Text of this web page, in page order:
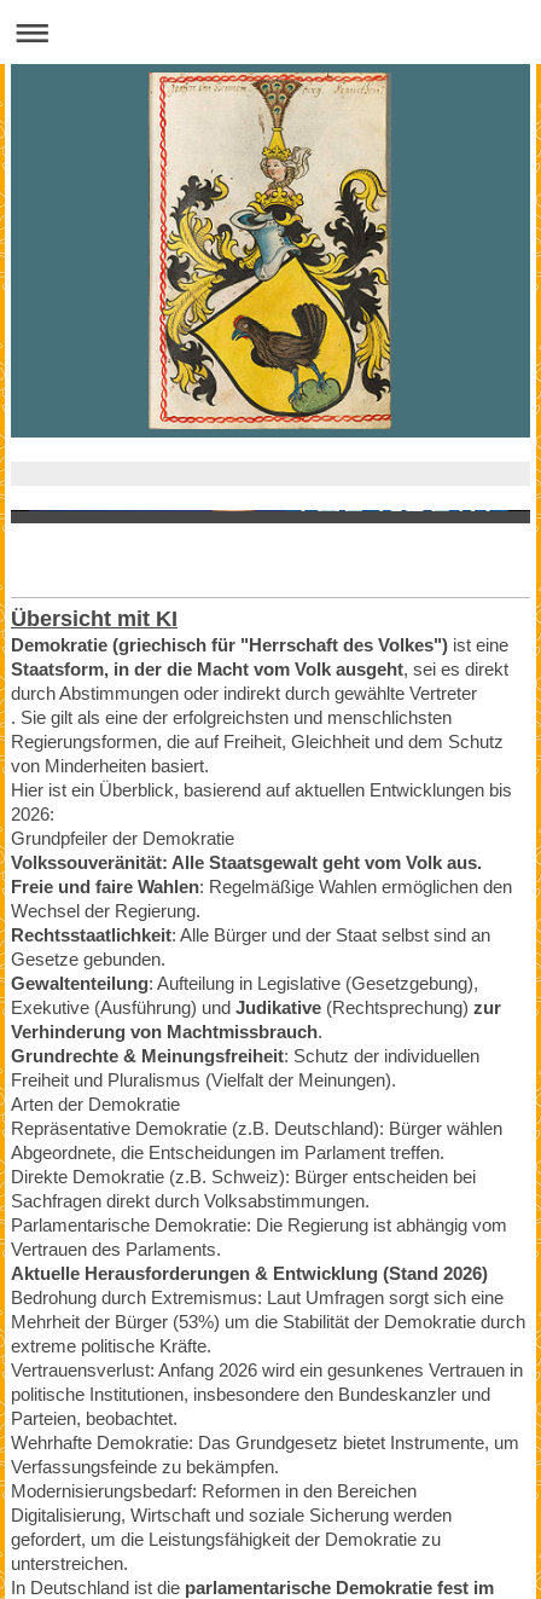
Übersicht mit KI
Demokratie (griechisch für "Herrschaft des Volkes")ist eine
Staatsform, in der die Macht vom Volk ausgeht, sei es direkt
durch Abstimmungen oder indirekt durch gewählte Vertreter
. Sie gilt als eine der erfolgreichsten und menschlichsten
Regierungsformen, die auf Freiheit, Gleichheit und dem Schutz
von Minderheiten basiert.
Hier ist ein Überblick, basierend auf aktuellen Entwicklungen bis
2026:
Grundpfeiler der Demokratie
Volkssouveränität: Alle Staatsgewalt geht vom Volk aus.
Freie und faire Wahlen: Regelmäßige Wahlen ermöglichen den
Wechsel der Regierung.
Rechtsstaatlichkeit: Alle Bürger und der Staat selbst sind an
Gesetze gebunden.
Gewaltenteilung: Aufteilung in Legislative (Gesetzgebung),
Exekutive (Ausführung) und Judikative(Rechtsprechung) zur
Verhinderung von Machtmissbrauch.
Grundrechte & Meinungsfreiheit: Schutz der individuellen
Freiheit und Pluralismus (Vielfalt der Meinungen).
Arten der Demokratie
Repräsentative Demokratie (z.B. Deutschland): Bürger wählen
Abgeordnete, die Entscheidungen im Parlament treffen.
Direkte Demokratie (z.B. Schweiz): Bürger entscheiden bei
Sachfragen direkt durch Volksabstimmungen.
Parlamentarische Demokratie: Die Regierung ist abhängig vom
Vertrauen des Parlaments.
Aktuelle Herausforderungen & Entwicklung (Stand 2026)
Bedrohung durch Extremismus: Laut Umfragen sorgt sich eine
Mehrheit der Bürger (53%) um die Stabilität der Demokratie durch
extreme politische Kräfte.
Vertrauensverlust: Anfang 2026 wird ein gesunkenes Vertrauen in
politische Institutionen, insbesondere den Bundeskanzler und
Parteien, beobachtet.
Wehrhafte Demokratie: Das Grundgesetz bietet Instrumente, um
Verfassungsfeinde zu bekämpfen.
Modernisierungsbedarf: Reformen in den Bereichen
Digitalisierung, Wirtschaft und soziale Sicherung werden
gefordert, um die Leistungsfähigkeit der Demokratie zu
unterstreichen.
In Deutschland ist die parlamentarische Demokratie fest im